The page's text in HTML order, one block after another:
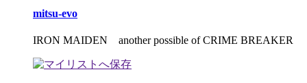
mitsu-evo
IRON MAIDEN another possible of CRIME BREAKER